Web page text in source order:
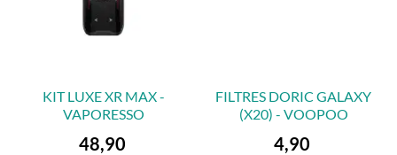
KIT LUXE XR MAX -
VAPORESSO
Preis
48,90
FILTRES DORIC GALAXY
(x20) - VOOPOO
Preis
4,90